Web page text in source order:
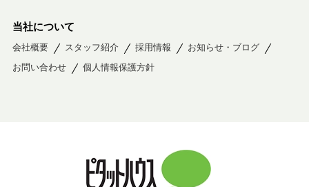
当社について
会社概要 スタッフ紹介 採用情報
お知らせ・ブログ
お問い合わせ
個人情報保護方針